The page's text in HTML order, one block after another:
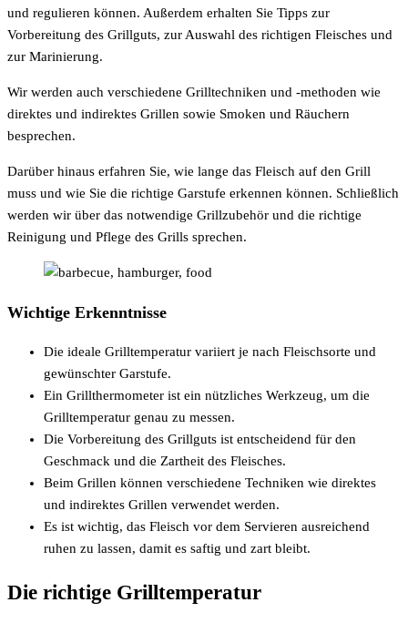
und regulieren können. Außerdem erhalten Sie Tipps zur
Vorbereitung des Grillguts, zur Auswahl des richtigen Fleisches und
zur Marinierung.
Wir werden auch verschiedene Grilltechniken und -methoden wie
direktes und indirektes Grillen sowie Smoken und Räuchern
besprechen.
Darüber hinaus erfahren Sie, wie lange das Fleisch auf den Grill
muss und wie Sie die richtige Garstufe erkennen können. Schließlich
werden wir über das notwendige Grillzubehör und die richtige
Reinigung und Pflege des Grills sprechen.
Wichtige Erkenntnisse
Die ideale Grilltemperatur variiert je nach Fleischsorte und
gewünschter Garstufe.
Ein Grillthermometer ist ein nützliches Werkzeug, um die
Grilltemperatur genau zu messen.
Die Vorbereitung des Grillguts ist entscheidend für den
Geschmack und die Zartheit des Fleisches.
Beim Grillen können verschiedene Techniken wie direktes
und indirektes Grillen verwendet werden.
Es ist wichtig, das Fleisch vor dem Servieren ausreichend
ruhen zu lassen, damit es saftig und zart bleibt.
Die richtige Grilltemperatur